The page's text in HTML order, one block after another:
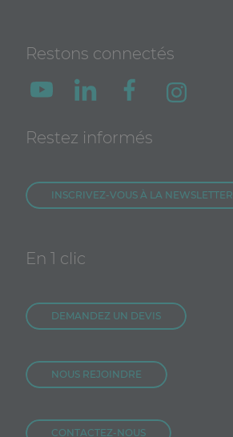
Restons connectés
Restez informés
INSCRIVEZ-VOUS À LA NEWSLETTER
En 1 clic
DEMANDEZ UN DEVIS
NOUS REJOINDRE
CONTACTEZ-NOUS